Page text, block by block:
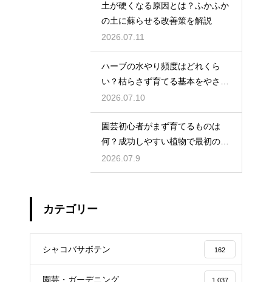
土が硬くなる原因とは？ふかふか
の土に蘇らせる改善策を解説
2026.07.11
ハーブの水やり頻度はどれくら
い？枯らさず育てる基本をやさし
く紹介
2026.07.10
園芸初心者がまず育てるものは
何？成功しやすい植物で最初の一
歩を踏み出そう
2026.07.9
カテゴリー
シャコバサボテン 162
園芸・ガーデニング 1,037